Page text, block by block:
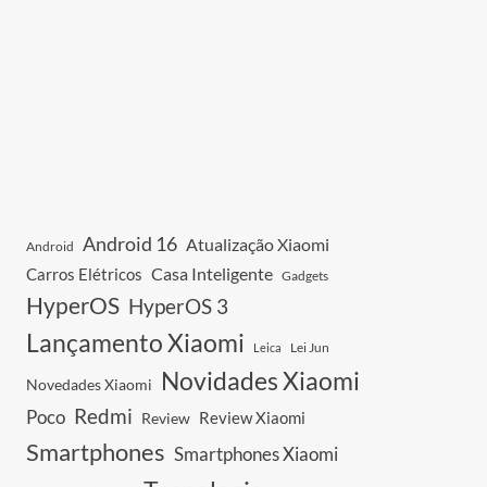
Android Android 16 Atualização Xiaomi
Carros Elétricos Casa Inteligente Gadgets
HyperOS HyperOS 3
Lançamento Xiaomi Leica Lei Jun
Novedades Xiaomi Novidades Xiaomi
Poco Redmi Review Review Xiaomi
Smartphones Smartphones Xiaomi